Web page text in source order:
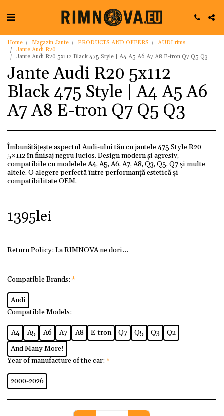
Home Magazin Jante PRODUCTS AND OFFERS
AUDI rims
Jante Audi R20
Jante Audi R20 5x112 Black 475 Style | A4 A5 A6 A7 A8 E-tron Q7 Q5 Q3
Jante Audi R20 5x112
Black 475 Style | A4 A5 A6
A7 A8 E-tron Q7 Q5 Q3
Îmbunătățește aspectul Audi-ului tău cu jantele 475 Style R20
5×112 în finisaj negru lucios. Design modern și agresiv,
compatibile cu modelele A4, A5, A6, A7, A8, Q3, Q5, Q7 și multe
altele. O alegere perfectă între performanță estetică și
compatibilitate OEM.
1395lei
Return Policy: La RIMNOVA ne dorim ca fiecare client
Compatible Brands: *
Audi
Compatible Models:
A4 A5 A6 A7 A8 E-tron Q7 Q5 Q3
Q2
And Many More!
Year of manufacture of the car: *
2000-2026